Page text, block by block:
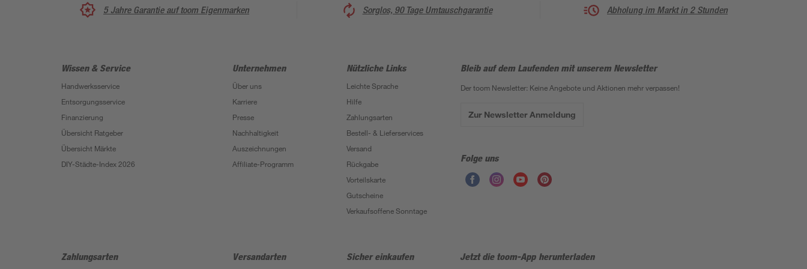
5 Jahre Garantie auf toom Eigenmarken Sorglos, 90 Tage Umtauschgarantie Abholung im Markt in 2 Stunden
Wissen & Service
Handwerksservice
Entsorgungsservice
Finanzierung
Übersicht Ratgeber
Übersicht Märkte
DIY-Städte-Index 2026
Unternehmen
Über uns
Karriere
Presse
Nachhaltigkeit
Auszeichnungen
Affiliate-Programm
Nützliche Links
Leichte Sprache
Hilfe
Zahlungsarten
Bestell- & Lieferservices
Versand
Rückgabe
Vorteilskarte
Gutscheine
Verkaufsoffene Sonntage
Bleib auf dem Laufenden mit unserem Newsletter
Der toom Newsletter: Keine Angebote und Aktionen mehr verpassen!
Zur Newsletter Anmeldung
Folge uns
Zahlungsarten Versandarten Sicher einkaufen Jetzt die toom-App herunterladen